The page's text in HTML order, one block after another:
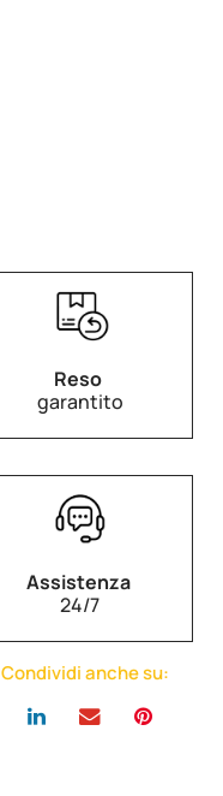
Reso
garantito
Assistenza
24/7
Condividi anche su: